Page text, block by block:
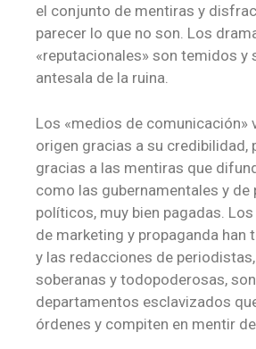
el conjunto de mentiras y
parecer lo que no son. Los
«reputacionales» son temidos y
antesala de la ruina.
Los «medios de comunicación»
origen gracias a su credibilidad,
gracias a las mentiras que
como las gubernamentales y de
políticos, muy bien pagadas.
de marketing y propaganda han
y las redacciones de
soberanas y todopoderosas,
departamentos esclavizados
órdenes y compiten en mentir